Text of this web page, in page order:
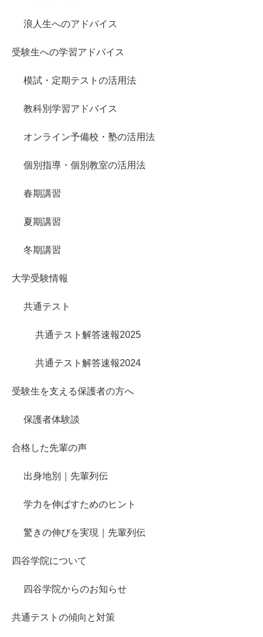
浪人生へのアドバイス
受験生への学習アドバイス
模試・定期テストの活用法
教科別学習アドバイス
オンライン予備校・塾の活用法
個別指導・個別教室の活用法
春期講習
夏期講習
冬期講習
大学受験情報
共通テスト
共通テスト解答速報2025
共通テスト解答速報2024
受験生を支える保護者の方へ
保護者体験談
合格した先輩の声
出身地別｜先輩列伝
学力を伸ばすためのヒント
驚きの伸びを実現｜先輩列伝
四谷学院について
四谷学院からのお知らせ
共通テストの傾向と対策